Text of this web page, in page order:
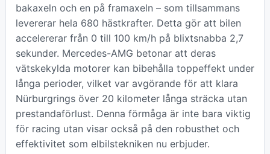
bakaxeln och en på framaxeln – som tillsammans
levererar hela 680 hästkrafter. Detta gör att bilen
accelererar från 0 till 100 km/h på blixtsnabba 2,7
sekunder. Mercedes-AMG betonar att deras
vätskekylda motorer kan bibehålla toppeffekt under
långa perioder, vilket var avgörande för att klara
Nürburgrings över 20 kilometer långa sträcka utan
prestandaförlust. Denna förmåga är inte bara viktig
för racing utan visar också på den robusthet och
effektivitet som elbilstekniken nu erbjuder.